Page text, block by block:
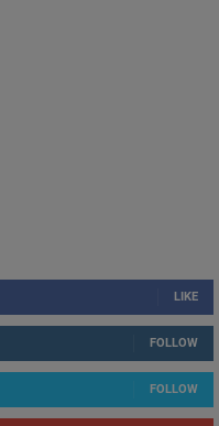
LIKE
FOLLOW
FOLLOW